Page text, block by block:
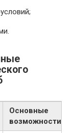
Основные
возможности